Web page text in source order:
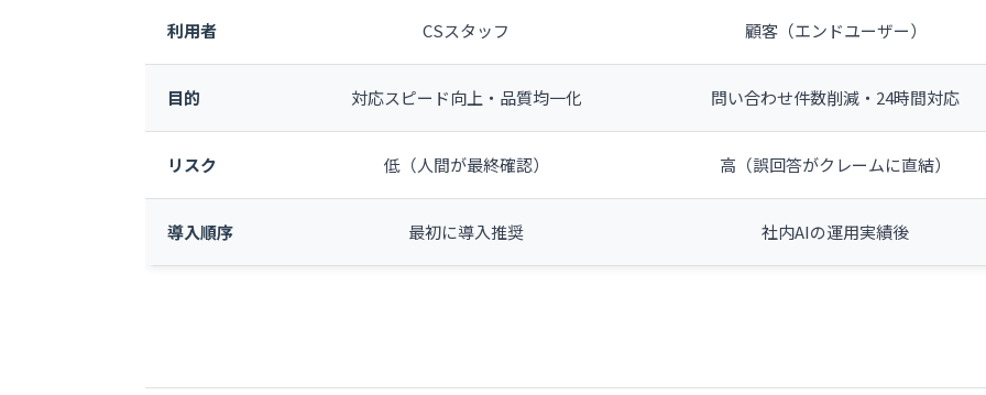
利用者 CSスタッフ 顧客（エンドユーザー）
目的 対応スピード向上・品質均一化 問い合わせ件数削減・24時間対応
リスク 低（人間が最終確認） 高（誤回答がクレームに直結）
導入順序 最初に導入推奨 社内AIの運用実績後